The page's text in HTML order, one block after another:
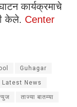
कार्यक्रमाचे
केले. Center
Guhagar
Latest News
ताज्या बातम्या